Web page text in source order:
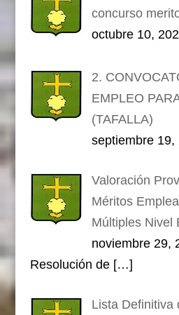
concurso
octubre 10,
2.
EMPLEO
(TAFALLA)
septiembre 19,
Valoración
Méritos
Múltiples Nivel
noviembre 29,
Resolución de […]
Lista Definitiva